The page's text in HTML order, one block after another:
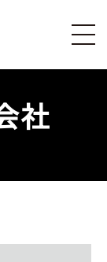
社